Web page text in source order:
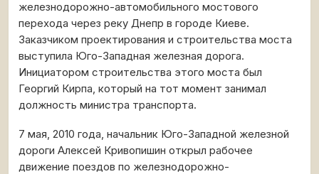
железнодорожно-автомобильного мостового
перехода через реку Днепр в городе Киеве.
Заказчиком проектирования и строительства моста
выступила Юго-Западная железная дорога.
Инициатором строительства этого моста был
Георгий Кирпа, который на тот момент занимал
должность министра транспорта.
7 мая, 2010 года, начальник Юго-Западной железной
дороги Алексей Кривопишин открыл рабочее
движение поездов по железнодорожно-